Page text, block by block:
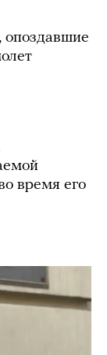
время его